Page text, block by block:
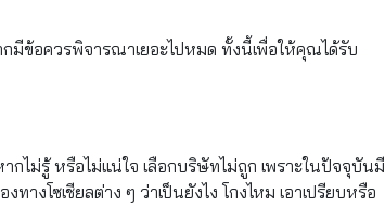
มีข้อควรพิจารณาเยอะไปหมด ทั้งนี้เพื่อให้คุณได้รับ
ไม่รู้ หรือไม่แน่ใจ เลือกบริษัทไม่ถูก เพราะในปัจจุบันมี
งโซเชียลต่าง ๆ ว่าเป็นยังไง โกงไหม เอาเปรียบหรือ